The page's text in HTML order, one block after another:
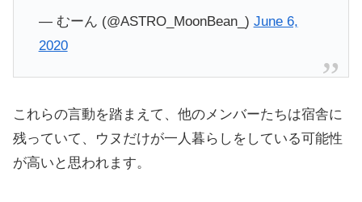
— むーん (@ASTRO_MoonBean_) June 6,
2020
これらの言動を踏まえて、他のメンバーたちは宿舎に
残っていて、ウヌだけが一人暮らしをしている可能性
が高いと思われます。